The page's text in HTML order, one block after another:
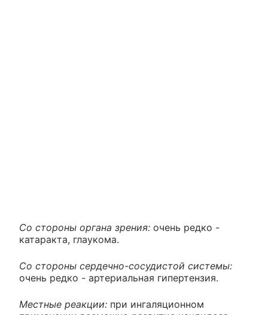
Со стороны органа зрения: очень редко -
катаракта, глаукома.
Со стороны сердечно-сосудистой системы:
очень редко - артериальная гипертензия.
Местные реакции: при ингаляционном